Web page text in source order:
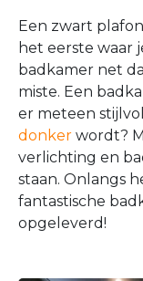
Een zwart
het eerste waar
badkamer net
miste. Een
er meteen
donker wordt?
verlichting en
staan. Onlangs
fantastische
opgeleverd!